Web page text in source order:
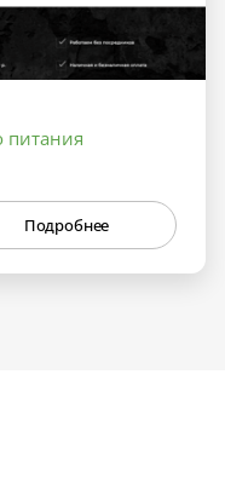
питания
Подробнее